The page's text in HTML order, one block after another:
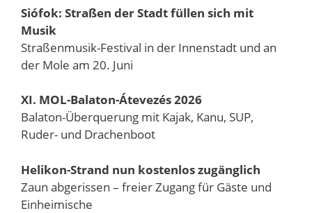
Siófok: Straßen der Stadt füllen sich mit
Musik
Straßenmusik-Festival in der Innenstadt und an
der Mole am 20. Juni
XI. MOL-Balaton-Átevezés 2026
Balaton-Überquerung mit Kajak, Kanu, SUP,
Ruder- und Drachenboot
Helikon-Strand nun kostenlos zugänglich
Zaun abgerissen – freier Zugang für Gäste und
Einheimische